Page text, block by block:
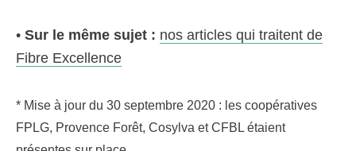
• Sur le même sujet : nos articles qui traitent de
Fibre Excellence
* Mise à jour du 30 septembre 2020 : les coopératives
FPLG, Provence Forêt, Cosylva et CFBL étaient